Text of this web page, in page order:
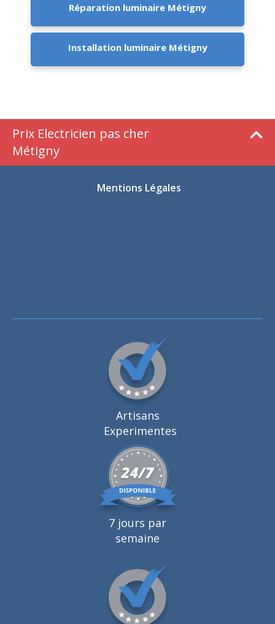
Réparation luminaire Métigny
Installation luminaire Métigny
Prix Electricien pas cher
Métigny
Mentions Légales
Artisans
Experimentes
7 jours par
semaine